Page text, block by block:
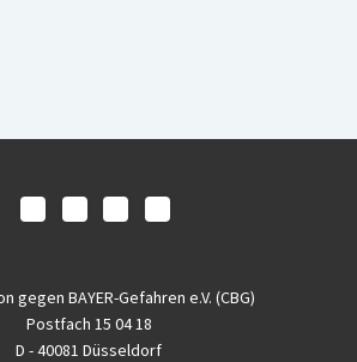
gegen BAYER-Gefahren e.V. (CBG)
Postfach 15 04 18
D - 40081 Düsseldorf